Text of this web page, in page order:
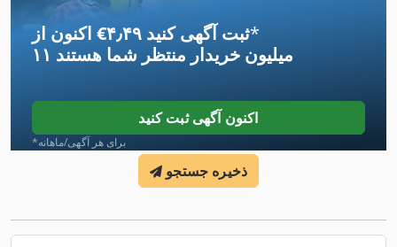
اکنون از ‎€۴٫۴۹ ثبت آگهی کنید*
۱۱ میلیون خریدار منتظر شما هستند
اکنون آگهی ثبت کنید
*برای هر آگهی/ماهانه
ذخیره جستجو